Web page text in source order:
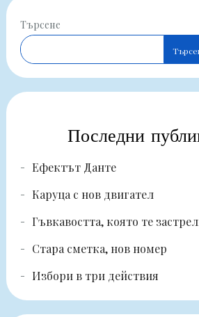
Търсене
Последни
Ефектът Данте
Каруца с нов двигател
Гъвкавостта, която те
Стара сметка, нов номер
Избори в три действия